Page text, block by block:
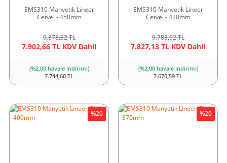
EMS310 Manyetik Lineer
Cetvel - 450mm
9.878,32 TL
7.902,66 TL KDV Dahil
(%2,00 havale indirimi)
7.744,60 TL
EMS310 Manyetik Lineer
Cetvel - 420mm
9.783,92 TL
7.827,13 TL KDV Dahil
(%2,00 havale indirimi)
7.670,59 TL
%20 %20